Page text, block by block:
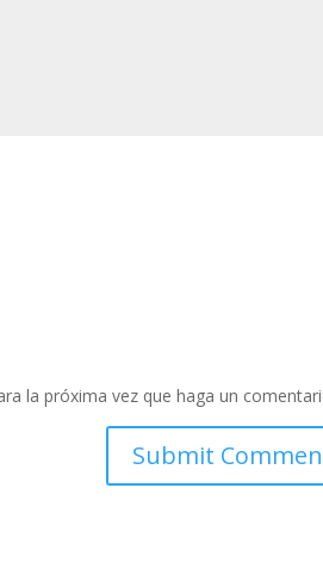
la próxima vez que haga un